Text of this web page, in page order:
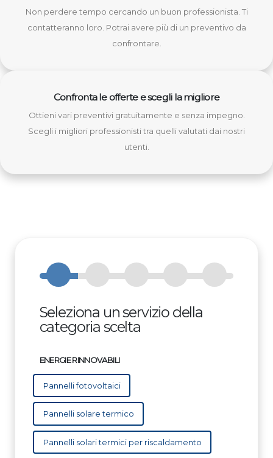
Non perdere tempo cercando un buon professionista. Ti
contatteranno loro. Potrai avere più di un preventivo da
confrontare.
Confronta le offerte e scegli la migliore
Ottieni vari preventivi gratuitamente e senza impegno.
Scegli i migliori professionisti tra quelli valutati dai nostri
utenti.
Seleziona un servizio della
categoria scelta
ENERGIE RINNOVABILI
Pannelli fotovoltaici
Pannelli solare termico
Pannelli solari termici per riscaldamento